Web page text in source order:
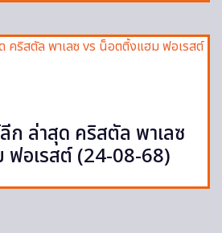
ก ล่าสุด คริสตัล พาเลซ
อเรสต์ (24-08-68)